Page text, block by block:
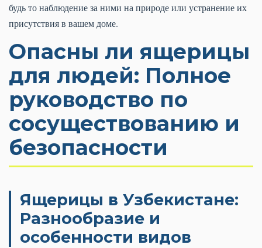
будь то наблюдение за ними на природе или устранение их
присутствия в вашем доме.
Опасны ли ящерицы
для людей: Полное
руководство по
сосуществованию и
безопасности
Ящерицы в Узбекистане:
Разнообразие и
особенности видов